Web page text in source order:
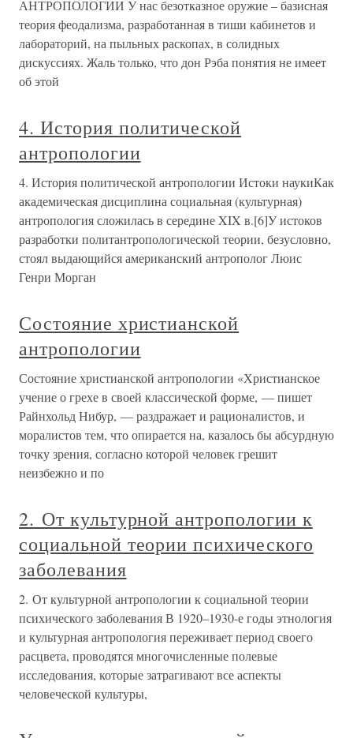
АНТРОПОЛОГИИ У нас безотказное оружие – базисная
теория феодализма, разработанная в тиши кабинетов и
лабораторий, на пыльных раскопах, в солидных
дискуссиях. Жаль только, что дон Рэба понятия не имеет
об этой
4. История политической
антропологии
4. История политической антропологии Истоки наукиКак
академическая дисциплина социальная (культурная)
антропология сложилась в середине XIX в.[6]У истоков
разработки политантропологической теории, безусловно,
стоял выдающийся американский антрополог Люис
Генри Морган
Состояние христианской
антропологии
Состояние христианской антропологии «Христианское
учение о грехе в своей классической форме, — пишет
Райнхольд Нибур, — раздражает и рационалистов, и
моралистов тем, что опирается на, казалось бы абсурдную
точку зрения, согласно которой человек грешит
неизбежно и по
2. От культурной антропологии к
социальной теории психического
заболевания
2. От культурной антропологии к социальной теории
психического заболевания В 1920–1930-е годы этнология
и культурная антропология переживает период своего
расцвета, проводятся многочисленные полевые
исследования, которые затрагивают все аспекты
человеческой культуры,